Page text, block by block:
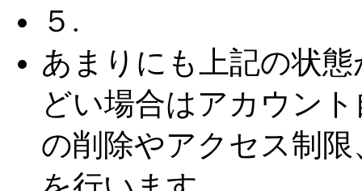
５.
あまりにも上記の状態
どい場合はアカウント
の削除やアクセス制限